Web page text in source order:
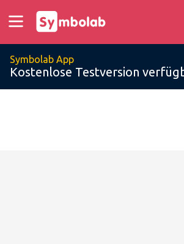
Symbolab App
Kostenlose Testversion